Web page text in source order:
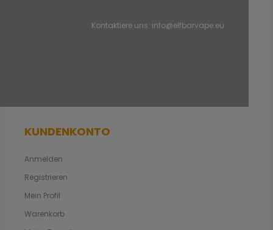
Kontaktiere uns: info@elfbarvape.eu
KUNDENKONTO
Anmelden
Registrieren
Mein Profil
Warenkorb